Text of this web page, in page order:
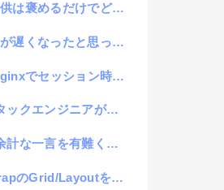
めるだけでどんどん伸びる
と思ったらMySQLが原因だったという件
ッション時間の変更をするお作法
ニアが感じるサービス初期構築のジレンマ
を有難く感じると格段に成長する思考
使って、コンテンツを入れ替えるPush/Pullのやり方...